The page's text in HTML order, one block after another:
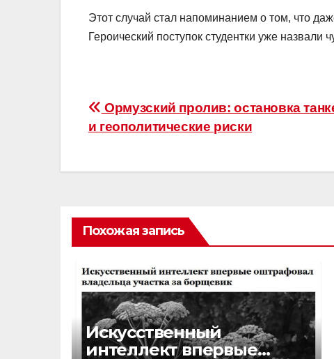
Этот случай стал напоминанием о том, что
Героический поступок студентки уже
Навигация
по
записям
Ормузский пролив: остановка
и геополитические риски
Похожая запись
Искусственный
интеллект впервые